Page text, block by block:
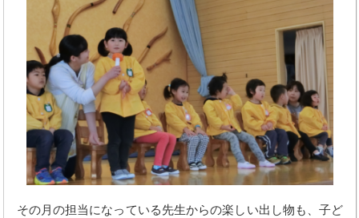
その月の担当になっている先生からの楽しい出し物も、子ど